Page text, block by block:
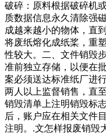
破碎：原料根据破碎机
质数据信息永久清除强
成越来越小的物体，直
将废纸熔化成纸桨，重
性较大。二、文件销毁
准前独立存储，以便在
案必须送达标准纸厂进
两人以上监督销售，直
销毁清单上注明销毁标
后，账户应在相关文件
注明。.文怎样报废销毁